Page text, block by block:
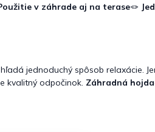
v záhrade aj na terase🪢
jednoduchý spôsob relaxácie.
kvalitný odpočinok. Záhradná